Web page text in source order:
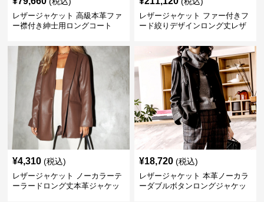
レザージャケット 高級本革ファ
ー襟付き紳士用ロングコート
レザージャケット ファー付きフ
ード絞りデザインロング丈レザ
¥4,310 (税込)
レザージャケット ノーカラーテ
ーラードロング丈本革ジャケッ
¥18,720 (税込)
レザージャケット 本革ノーカラ
ーダブルボタンロングジャケッ